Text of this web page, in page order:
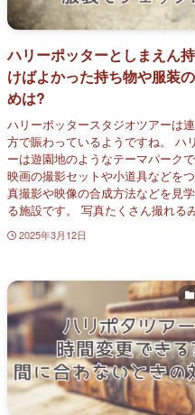
ハリーポッターとしまえん
けばよかった持ち物や服装
めは?
ハリーポッタースタジオツアーは
方で賑わっているようですね。 ハ
ーは遊園地のようなテーマパークで
映画の撮影セットや小道具などを
真撮影や映像の合成方法などを見
る施設です。 写真たくさん撮れる
2025年3月12日